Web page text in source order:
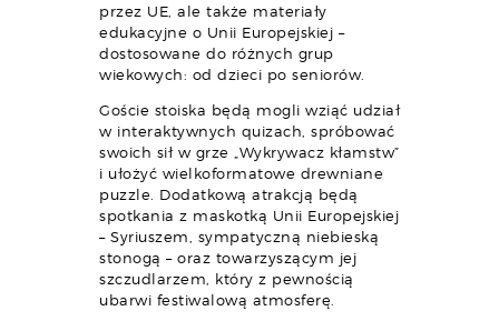
przez UE, ale także materiały
edukacyjne o Unii Europejskiej –
dostosowane do różnych grup
wiekowych: od dzieci po seniorów.
Goście stoiska będą mogli wziąć udział
w interaktywnych quizach, spróbować
swoich sił w grze „Wykrywacz kłamstw”
i ułożyć wielkoformatowe drewniane
puzzle. Dodatkową atrakcją będą
spotkania z maskotką Unii Europejskiej
– Syriuszem, sympatyczną niebieską
stonogą – oraz towarzyszącym jej
szczudlarzem, który z pewnością
ubarwi festiwalową atmosferę.